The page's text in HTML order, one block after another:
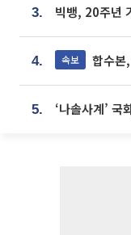
3.
4. 속보 합수본, '
5.